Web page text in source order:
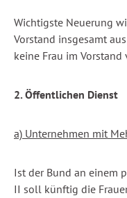
Wichtigste Neuerung
Vorstand insgesamt
keine Frau im Vorstand
2. Öffentlichen Dienst
a) Unternehmen mit
Ist der Bund an einem
II soll künftig die